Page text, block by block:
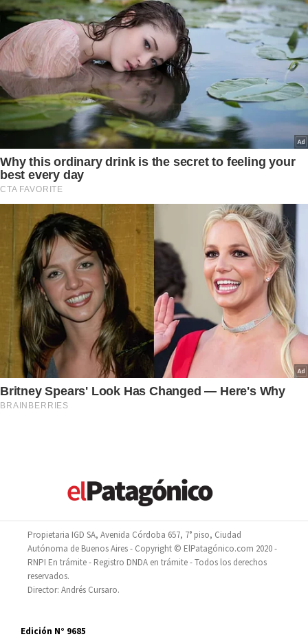
Propietaria IGD SA, Avenida Córdoba 657, 7° piso, Ciudad
Autónoma de Buenos Aires - Copyright © ElPatagónico.com 2020 -
RNPI En trámite - Registro DNDA en trámite - Todos los derechos
reservados.
Director: Andrés Cursaro.
Edición N° 9685